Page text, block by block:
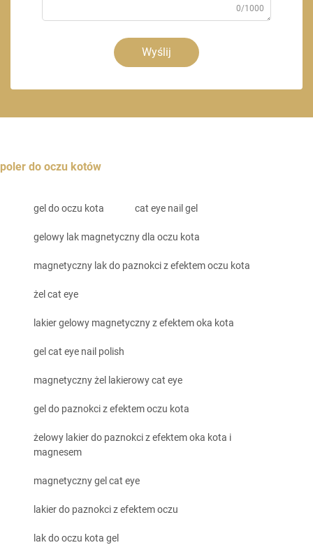
0/1000
Wyślij
poler do oczu kotów
gel do oczu kota cat eye nail gel
gelowy lak magnetyczny dla oczu kota
magnetyczny lak do paznokci z efektem oczu kota
żel cat eye
lakier gelowy magnetyczny z efektem oka kota
gel cat eye nail polish
magnetyczny żel lakierowy cat eye
gel do paznokci z efektem oczu kota
żelowy lakier do paznokci z efektem oka kota i
magnesem
magnetyczny gel cat eye
lakier do paznokci z efektem oczu
lak do oczu kota gel